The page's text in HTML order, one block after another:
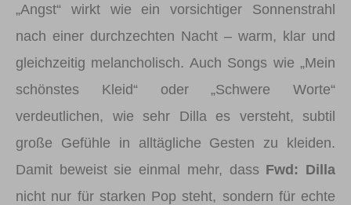
„Angst“ wirkt wie ein vorsichtiger Sonnenstrahl
nach einer durchzechten Nacht – warm, klar und
gleichzeitig melancholisch. Auch Songs wie „Mein
schönstes Kleid“ oder „Schwere Worte“
verdeutlichen, wie sehr Dilla es versteht, subtil
große Gefühle in alltägliche Gesten zu kleiden.
Damit beweist sie einmal mehr, dass Fwd: Dilla
nicht nur für starken Pop steht, sondern für echte